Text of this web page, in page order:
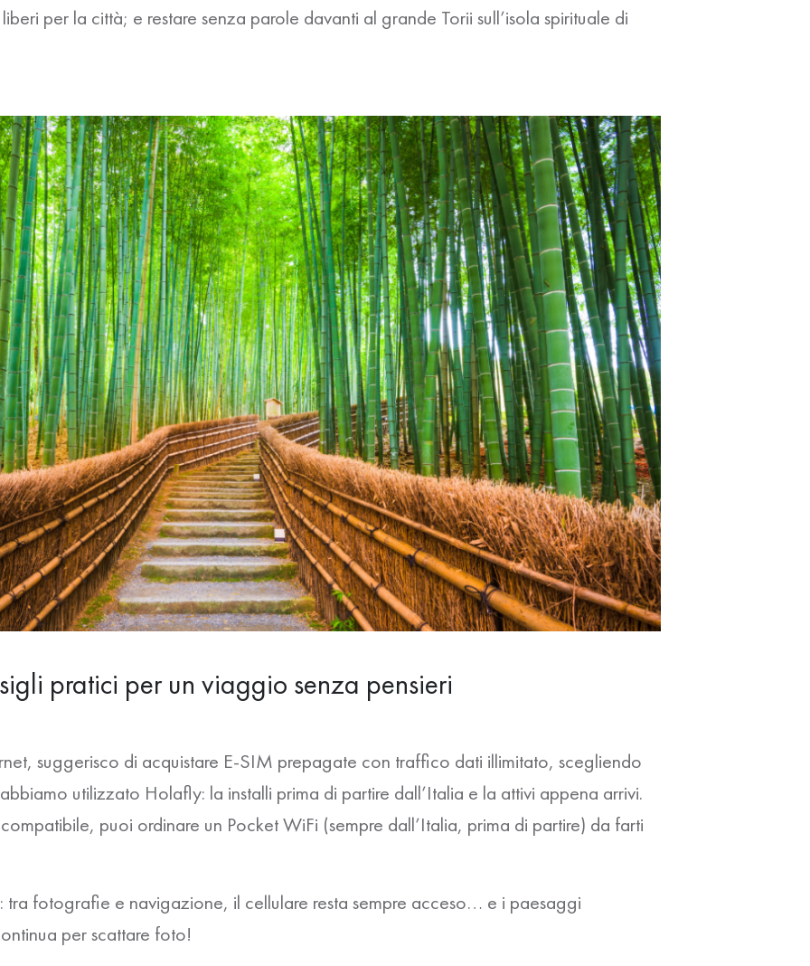
per la città; e restare senza parole davanti al grande Torii sull’isola spirituale di
pratici per un viaggio senza pensieri
suggerisco di acquistare E-SIM prepagate con traffico dati illimitato, scegliendo
utilizzato Holafly: la installi prima di partire dall’Italia e la attivi appena arrivi.
puoi ordinare un Pocket WiFi (sempre dall’Italia, prima di partire) da farti
fotografie e navigazione, il cellulare resta sempre acceso… e i paesaggi
per scattare foto!